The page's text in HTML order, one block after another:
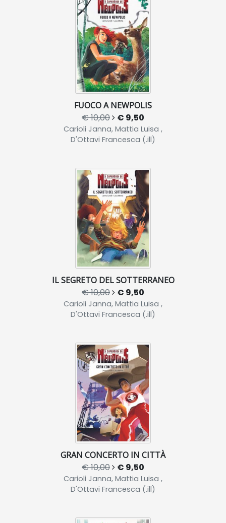
FUOCO A NEWPOLIS
€ 10,00 € 9,50
Carioli Janna, Mattia Luisa ,
D'Ottavi Francesca (.ill)
IL SEGRETO DEL SOTTERRANEO
€ 10,00 € 9,50
Carioli Janna, Mattia Luisa ,
D'Ottavi Francesca (.ill)
GRAN CONCERTO IN CITTÀ
€ 10,00 € 9,50
Carioli Janna, Mattia Luisa ,
D'Ottavi Francesca (.ill)